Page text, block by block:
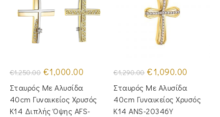
€1,250.00 Original
price
was:
€1,250.00.
€1,000.00
€1,000.00.
Σταυρός Με Αλυσίδα
40cm Γυναικείος Χρυσός
Κ14 Διπλής Όψης AFS-
€1,290.00 Original
price
was:
€1,290.00.
€1,090.00
είναι:
€1,090.00.
Σταυρός Mε Aλυσίδα
40cm Γυναικείος Χρυσός
Κ14 ANS-20346Y